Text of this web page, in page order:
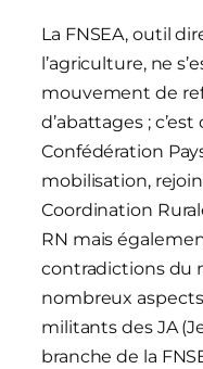
La FNSEA, outil
l’agriculture, ne
mouvement de
d’abattages ; c’est
Confédération
mobilisation,
Coordination
RN mais
contradictions du
nombreux
militants des JA
branche de la